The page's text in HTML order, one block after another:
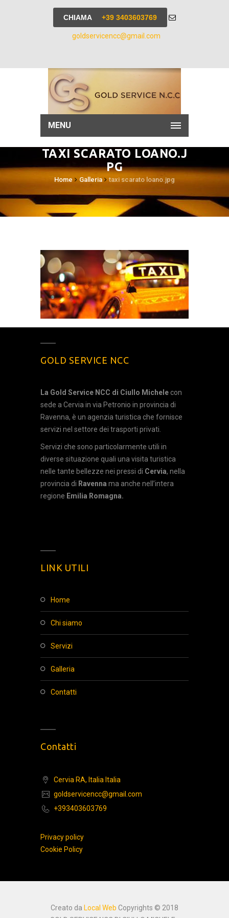
CHIAMA +39 3403603769
goldservicencc@gmail.com
MENU
TAXI SCARATO LOANO.J
PG
Home Galleria taxi scarato loano.jpg
GOLD SERVICE NCC
La Gold Service NCC di Ciullo Michele con
sede a Cervia in via Petronio in provincia di
Ravenna, è un agenzia turistica che fornisce
servizi nel settore dei trasporti privati.
Servizi che sono particolarmente utili in
diverse situazione quali una visita turistica
nelle tante bellezze nei pressi di Cervia, nella
provincia di Ravenna ma anche nell’intera
regione Emilia Romagna.
LINK UTILI
home
chi siamo
servizi
galleria
contatti
Contatti
Cervia RA, Italia Italia
goldservicencc@gmail.com
+393403603769
Privacy policy
Cookie Policy
Creato da Local Web Copyrights © 2018